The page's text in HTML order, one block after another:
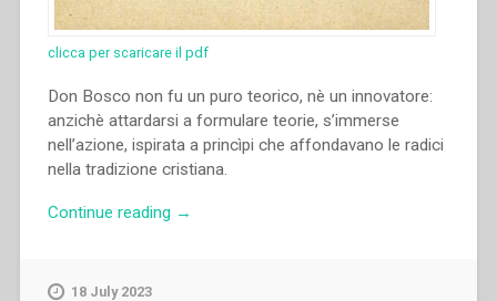
clicca per scaricare il pdf
Don Bosco non fu un puro teorico, nè un innovatore:
anzichè attardarsi a formulare teorie, s’immerse
nell’azione, ispirata a princìpi che affondavano le radici
nella tradizione cristiana.
Continue reading “Pietro
→
18 July 2023